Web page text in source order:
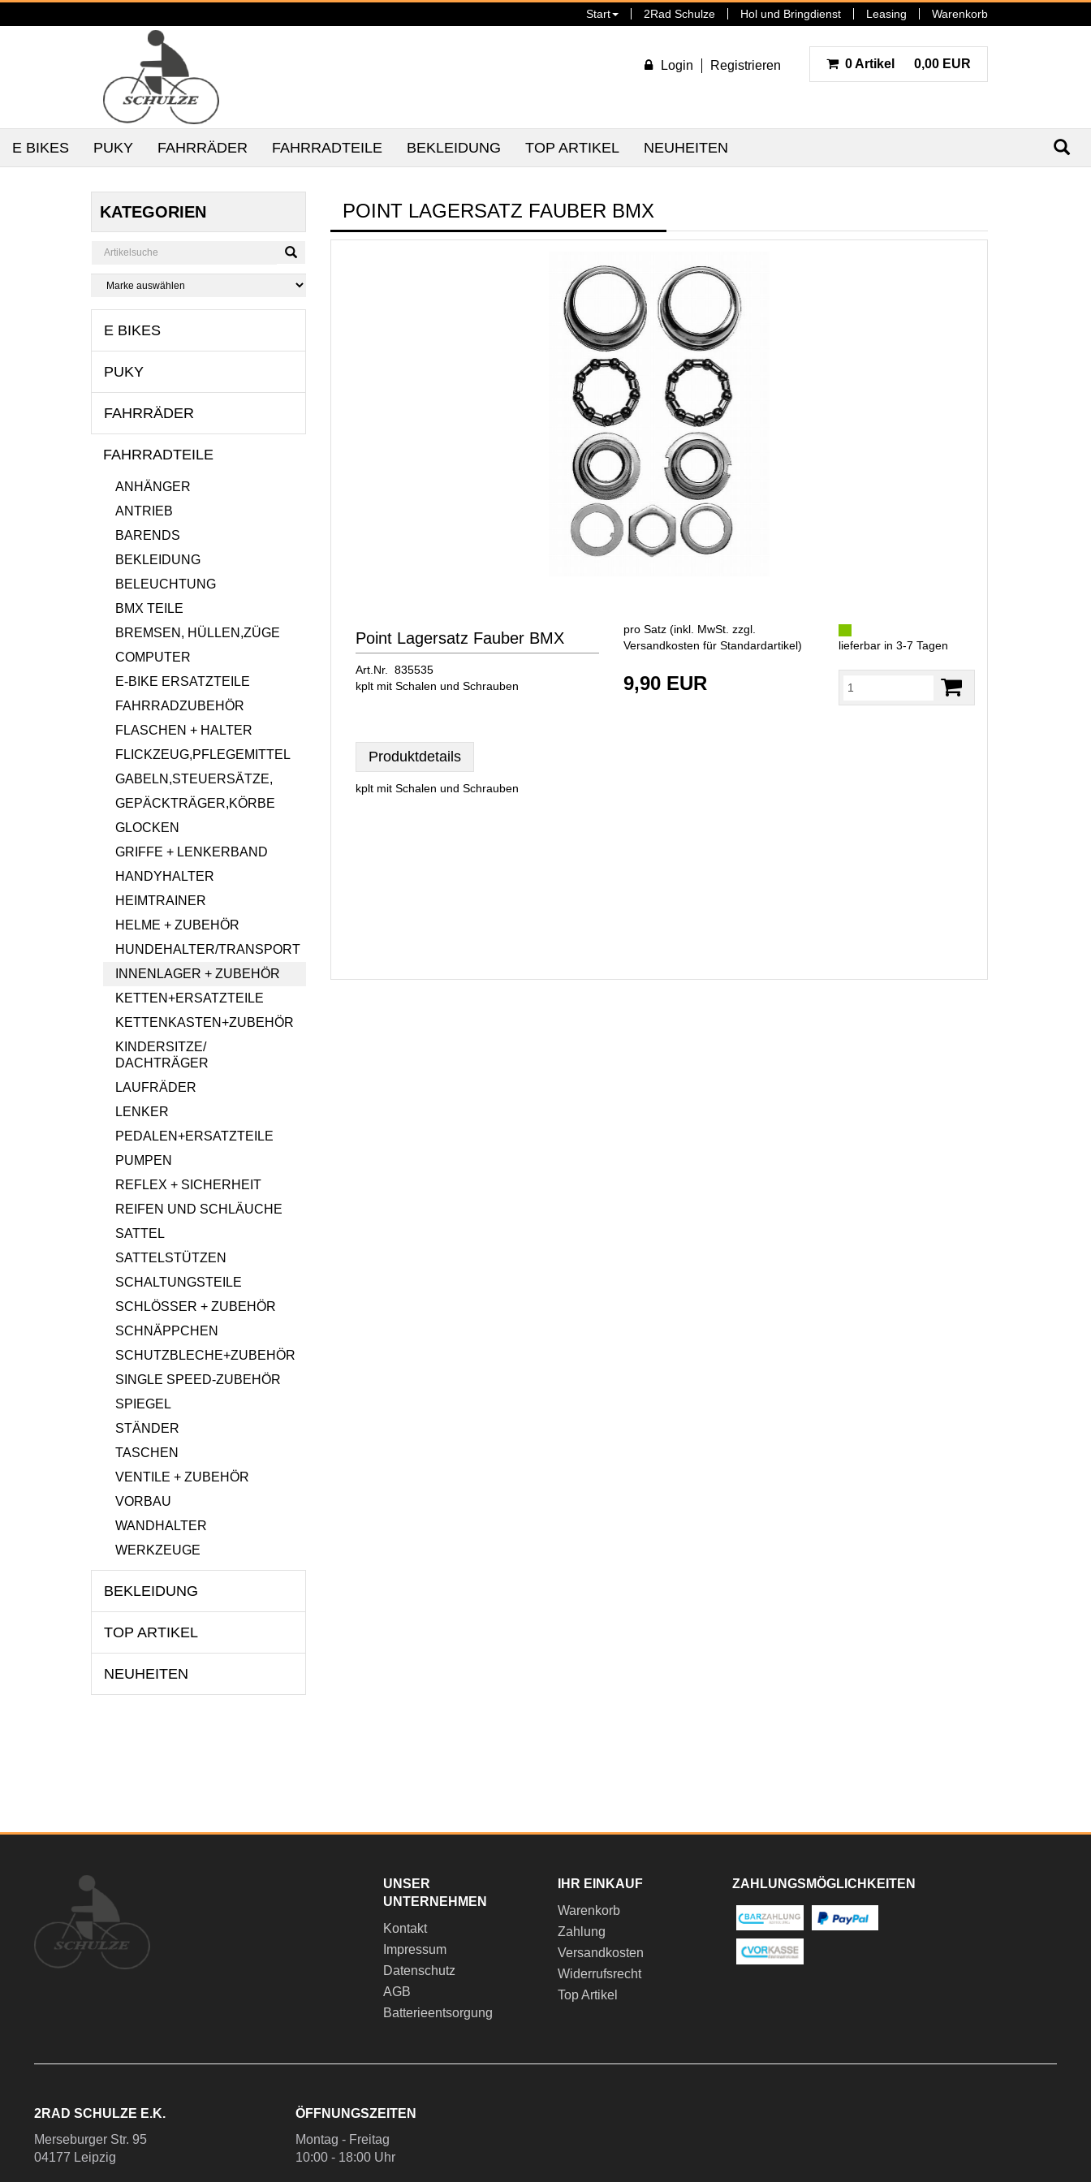
Start 2Rad Schulze Hol und Bringdienst Leasing Warenkorb
Login Registrieren 0 Artikel 0,00 EUR
E BIKES PUKY FAHRRÄDER FAHRRADTEILE BEKLEIDUNG TOP ARTIKEL NEUHEITEN
KATEGORIEN
E BIKES
PUKY
FAHRRÄDER
FAHRRADTEILE
ANHÄNGER
ANTRIEB
BARENDS
BEKLEIDUNG
BELEUCHTUNG
BMX TEILE
BREMSEN, HÜLLEN,ZÜGE
COMPUTER
E-BIKE ERSATZTEILE
FAHRRADZUBEHÖR
FLASCHEN + HALTER
FLICKZEUG,PFLEGEMITTEL
GABELN,STEUERSÄTZE,
GEPÄCKTRÄGER,KÖRBE
GLOCKEN
GRIFFE + LENKERBAND
HANDYHALTER
HEIMTRAINER
HELME + ZUBEHÖR
HUNDEHALTER/TRANSPORT
INNENLAGER + ZUBEHÖR
KETTEN+ERSATZTEILE
KETTENKASTEN+ZUBEHÖR
KINDERSITZE/
DACHTRÄGER
LAUFRÄDER
LENKER
PEDALEN+ERSATZTEILE
PUMPEN
REFLEX + SICHERHEIT
REIFEN UND SCHLÄUCHE
SATTEL
SATTELSTÜTZEN
SCHALTUNGSTEILE
SCHLÖSSER + ZUBEHÖR
SCHNÄPPCHEN
SCHUTZBLECHE+ZUBEHÖR
SINGLE SPEED-ZUBEHÖR
SPIEGEL
STÄNDER
TASCHEN
VENTILE + ZUBEHÖR
VORBAU
WANDHALTER
WERKZEUGE
BEKLEIDUNG
TOP ARTIKEL
NEUHEITEN
POINT LAGERSATZ FAUBER BMX
Point Lagersatz Fauber BMX
Art.Nr. 835535
kplt mit Schalen und Schrauben
pro Satz (inkl. MwSt. zzgl.
Versandkosten für Standardartikel)
9,90 EUR
lieferbar in 3-7 Tagen
Produktdetails
kplt mit Schalen und Schrauben
UNSER
UNTERNEHMEN
Kontakt
Impressum
Datenschutz
AGB
Batterieentsorgung
IHR EINKAUF
Warenkorb
Zahlung
Versandkosten
Widerrufsrecht
Top Artikel
ZAHLUNGSMÖGLICHKEITEN
2RAD SCHULZE E.K.
Merseburger Str. 95
04177 Leipzig
ÖFFNUNGSZEITEN
Montag - Freitag
10:00 - 18:00 Uhr